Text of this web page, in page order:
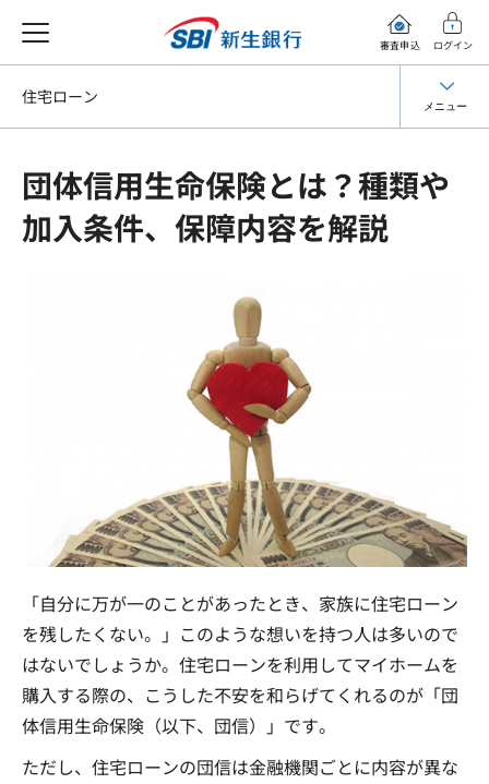
審査申込 ログイン
団体信用生命保険とは？種類や
加入条件、保障内容を解説
「自分に万が一のことがあったとき、家族に住宅ローン
を残したくない。」このような想いを持つ人は多いので
はないでしょうか。住宅ローンを利用してマイホームを
購入する際の、こうした不安を和らげてくれるのが「団
体信用生命保険（以下、団信）」です。
ただし、住宅ローンの団信は金融機関ごとに内容が異な
住宅ローン メニュー